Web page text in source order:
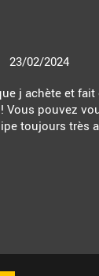
23/02/2024
j achète et
Vous pouvez
toujours très